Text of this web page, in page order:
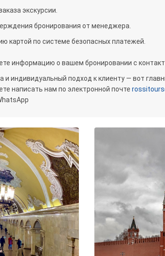
экскурсии.
бронирования от менеджера.
картой по системе безопасных платежей.
информацию о вашем бронировании с
и индивидуальный подход к клиенту — вот
написать нам по электронной почте